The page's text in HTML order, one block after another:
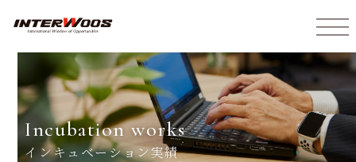
incubation works
インキュベーション実績